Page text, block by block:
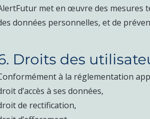
met en œuvre des mesures
données personnelles, et de
Droits des
à la réglementation
d’accès à ses données,
de rectification,